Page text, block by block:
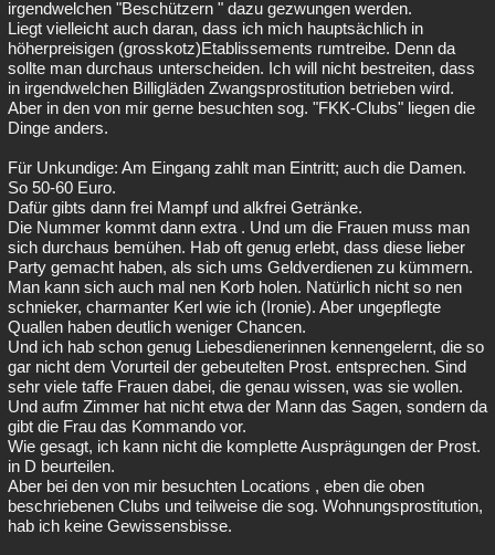
irgendwelchen "Beschützern " dazu gezwungen werden.
Liegt vielleicht auch daran, dass ich mich hauptsächlich in
höherpreisigen (grosskotz)Etablissements rumtreibe. Denn da
sollte man durchaus unterscheiden. Ich will nicht bestreiten, dass
in irgendwelchen Billigläden Zwangsprostitution betrieben wird.
Aber in den von mir gerne besuchten sog. "FKK-Clubs" liegen die
Dinge anders.
Für Unkundige: Am Eingang zahlt man Eintritt; auch die Damen.
So 50-60 Euro.
Dafür gibts dann frei Mampf und alkfrei Getränke.
Die Nummer kommt dann extra . Und um die Frauen muss man
sich durchaus bemühen. Hab oft genug erlebt, dass diese lieber
Party gemacht haben, als sich ums Geldverdienen zu kümmern.
Man kann sich auch mal nen Korb holen. Natürlich nicht so nen
schnieker, charmanter Kerl wie ich (Ironie). Aber ungepflegte
Quallen haben deutlich weniger Chancen.
Und ich hab schon genug Liebesdienerinnen kennengelernt, die so
gar nicht dem Vorurteil der gebeutelten Prost. entsprechen. Sind
sehr viele taffe Frauen dabei, die genau wissen, was sie wollen.
Und aufm Zimmer hat nicht etwa der Mann das Sagen, sondern da
gibt die Frau das Kommando vor.
Wie gesagt, ich kann nicht die komplette Ausprägungen der Prost.
in D beurteilen.
Aber bei den von mir besuchten Locations , eben die oben
beschriebenen Clubs und teilweise die sog. Wohnungsprostitution,
hab ich keine Gewissensbisse.